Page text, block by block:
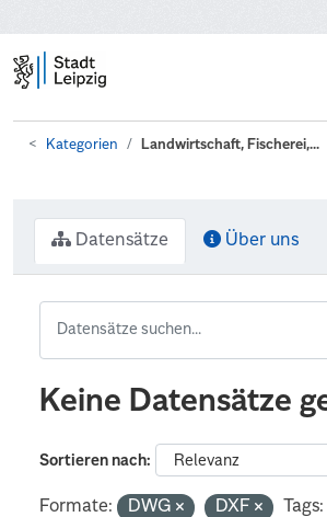
Kategorien Landwirtschaft, Fischerei,...
Datensätze Über uns
Keine Datensätze
Sortieren nach
Formate: DWG DXF Tags: